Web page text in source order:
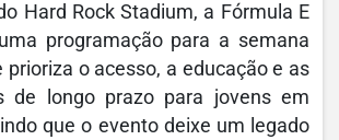
Hard Rock Stadium, a Fórmula E
programação para a semana
prioriza o acesso, a educação e as
de longo prazo para jovens em
que o evento deixe um legado